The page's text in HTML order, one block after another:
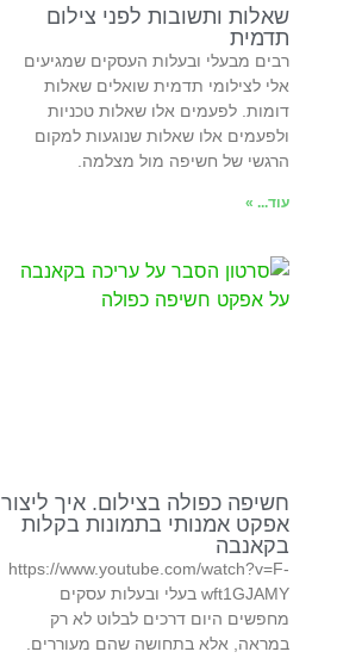
שאלות ותשובות לפני צילום
תדמית
רבים מבעלי ובעלות העסקים שמגיעים
אלי לצילומי תדמית שואלים שאלות
דומות. לפעמים אלו שאלות טכניות
ולפעמים אלו שאלות שנוגעות למקום
הרגשי של חשיפה מול מצלמה.
עוד... »
חשיפה כפולה בצילום. איך ליצור
אפקט אמנותי בתמונות בקלות
בקאנבה
https://www.youtube.com/watch?v=F-
wft1GJAMY בעלי ובעלות עסקים
מחפשים היום דרכים לבלוט לא רק
במראה, אלא בתחושה שהם מעוררים.